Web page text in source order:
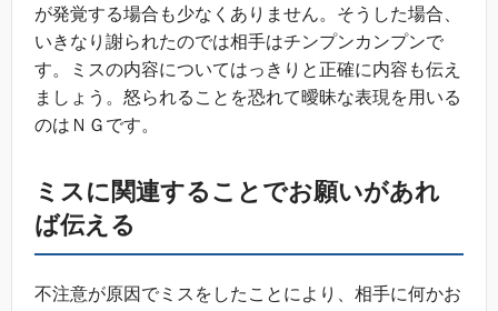
が発覚する場合も少なくありません。そうした場合、
いきなり謝られたのでは相手はチンプンカンプンで
す。ミスの内容についてはっきりと正確に内容も伝え
ましょう。怒られることを恐れて曖昧な表現を用いる
のはＮＧです。
ミスに関連することでお願いがあれ
ば伝える
不注意が原因でミスをしたことにより、相手に何かお